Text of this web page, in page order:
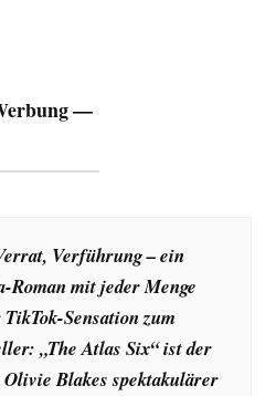
—
Verführung – ein
Roman mit jeder Menge
Sensation zum
„The Atlas Six“ ist der
Blakes spektakulärer